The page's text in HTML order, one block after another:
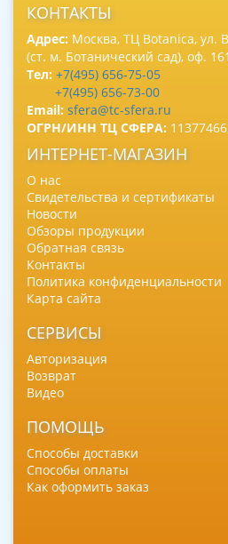
КОНТАКТЫ
Адрес: Москва, ТЦ Botanica, ул.
(ст. м. Ботанический сад), оф.
Тел: +7(495) 656-75-05
+7(495) 656-73-00
Email: sfera@tc-sfera.ru
ОГРН/ИНН ТЦ СФЕРА:
ИНТЕРНЕТ-МАГАЗИН
О нас
Свидетельства и сертификаты
Новости
Обзоры продукции
Обратная связь
Контакты
Политика конфиденциальности
Карта сайта
СЕРВИСЫ
Авторизация
Возврат
Видео
ПОМОЩЬ
Способы доставки
Способы оплаты
Как оформить заказ